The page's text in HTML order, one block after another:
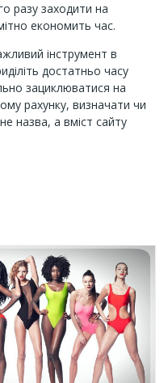
разу заходити на
економить час.
інструмент в
достатньо часу
зациклюватися на
рахунку, визначати чи
назва, а вміст сайту